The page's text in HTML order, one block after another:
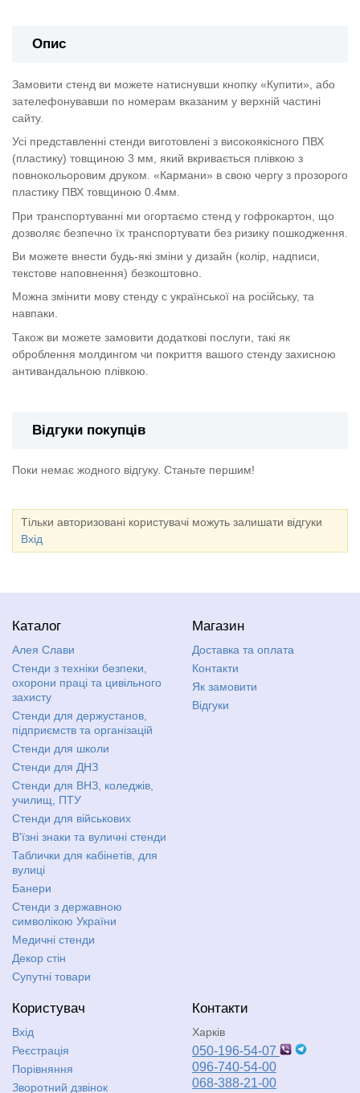
Опис
Замовити стенд ви можете натиснувши кнопку «Купити», або
зателефонувавши по номерам вказаним у верхній частині
сайту.
Усі представленні стенди виготовлені з високоякісного ПВХ
(пластику) товщиною 3 мм, який вкривається плівкою з
повнокольоровим друком. «Кармани» в свою чергу з прозорого
пластику ПВХ товщиною 0.4мм.
При транспортуванні ми огортаємо стенд у гофрокартон, що
дозволяє безпечно їх транспортувати без ризику пошкодження.
Ви можете внести будь-які зміни у дизайн (колір, надписи,
текстове наповнення) безкоштовно.
Можна змінити мову стенду с української на російську, та
навпаки.
Також ви можете замовити додаткові послуги, такі як
оброблення молдингом чи покриття вашого стенду захисною
антивандальною плівкою.
Відгуки покупців
Поки немає жодного відгуку. Станьте першим!
Тільки авторизовані користувачі можуть залишати відгуки
Вхід
Каталог
Алея Слави
Стенди з техніки безпеки,
охорони праці та цивільного
захисту
Стенди для держустанов,
підприємств та організацій
Стенди для школи
Стенди для ДНЗ
Стенди для ВНЗ, коледжів,
училищ, ПТУ
Стенди для військових
В'їзні знаки та вуличні стенди
Таблички для кабінетів, для
вулиці
Банери
Стенди з державною
символікою України
Медичні стенди
Декор стін
Супутні товари
Магазин
Доставка та оплата
Контакти
Як замовити
Відгуки
Користувач
Вхід
Реєстрація
Порівняння
Зворотний дзвінок
Контакти
Харків
050-196-54-07
096-740-54-00
068-388-21-00